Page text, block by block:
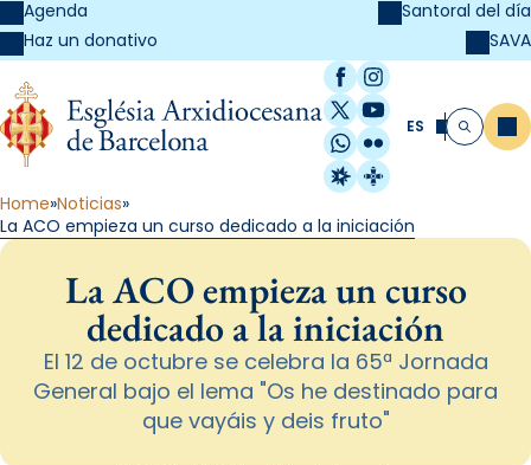
Agenda
Haz un donativo
Santoral del día
SAVA
Facebook
Instagram
X / Twitter
YouTube
WhatsApp
Flickr
Radio Estel
Catalunya
ES Buscar
Home Noticias
La ACO empieza un curso dedicado a la iniciación
La ACO empieza un curso
dedicado a la iniciación
El 12 de octubre se celebra la 65ª Jornada
General bajo el lema "Os he destinado para
que vayáis y deis fruto"